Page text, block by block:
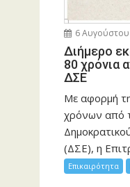
6
Διήμερο
80 χρόνια
ΔΣΕ
Με αφορμή
χρόνων από
(ΔΣΕ), η
Επικαιρότητα